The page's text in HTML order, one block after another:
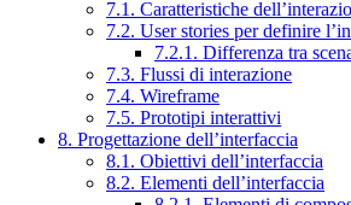
7.1. Caratteristiche
7.2. User stories per definire
7.2.1. Differenza tra
7.3. Flussi di interazione
7.4. Wireframe
7.5. Prototipi interattivi
8. Progettazione dell’interfaccia
8.1. Obiettivi dell’interfaccia
8.2. Elementi dell’interfaccia